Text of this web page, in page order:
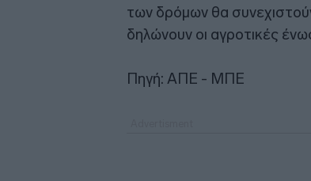
των δρόμων θα
δηλώνουν οι αγροτικές
Πηγή: ΑΠΕ - ΜΠΕ